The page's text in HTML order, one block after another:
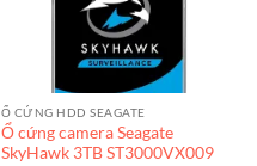
Ổ CỨNG HDD SEAGATE
Ổ cứng camera Seagate
SkyHawk 3TB ST3000VX009